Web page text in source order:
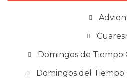
Domingos de Tiempo
Domingos del Tiempo